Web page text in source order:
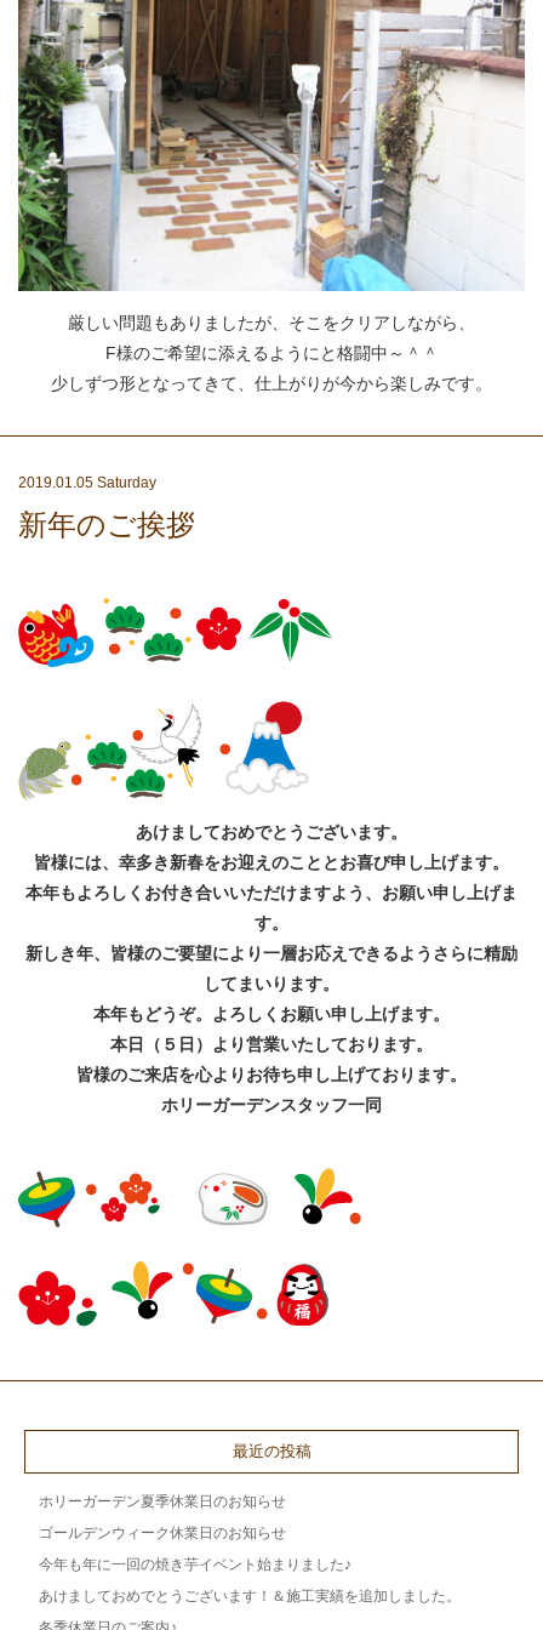
厳しい問題もありましたが、そこをクリアしながら、
F様のご希望に添えるようにと格闘中～＾＾
少しずつ形となってきて、仕上がりが今から楽しみです。
2019.01.05 Saturday
新年のご挨拶
あけましておめでとうございます。
皆様には、幸多き新春をお迎えのこととお喜び申し上げます。
本年もよろしくお付き合いいただけますよう、お願い申し上げま
す。
新しき年、皆様のご要望により一層お応えできるようさらに精励
してまいります。
本年もどうぞ。よろしくお願い申し上げます。
本日（５日）より営業いたしております。
皆様のご来店を心よりお待ち申し上げております。
ホリーガーデンスタッフ一同
最近の投稿
ホリーガーデン夏季休業日のお知らせ
ゴールデンウィーク休業日のお知らせ
今年も年に一回の焼き芋イベント始まりました♪
あけましておめでとうございます！＆施工実績を追加しました。